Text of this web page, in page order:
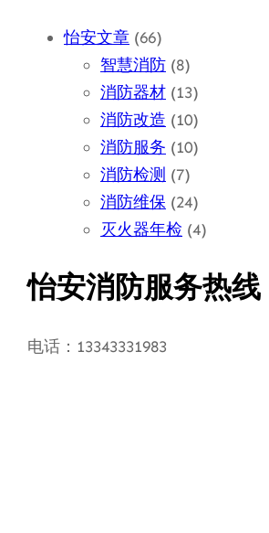
怡安文章 (66)
智慧消防 (8)
消防器材 (13)
消防改造 (10)
消防服务 (10)
消防检测 (7)
消防维保 (24)
灭火器年检 (4)
怡安消防服务热线
电话：13343331983